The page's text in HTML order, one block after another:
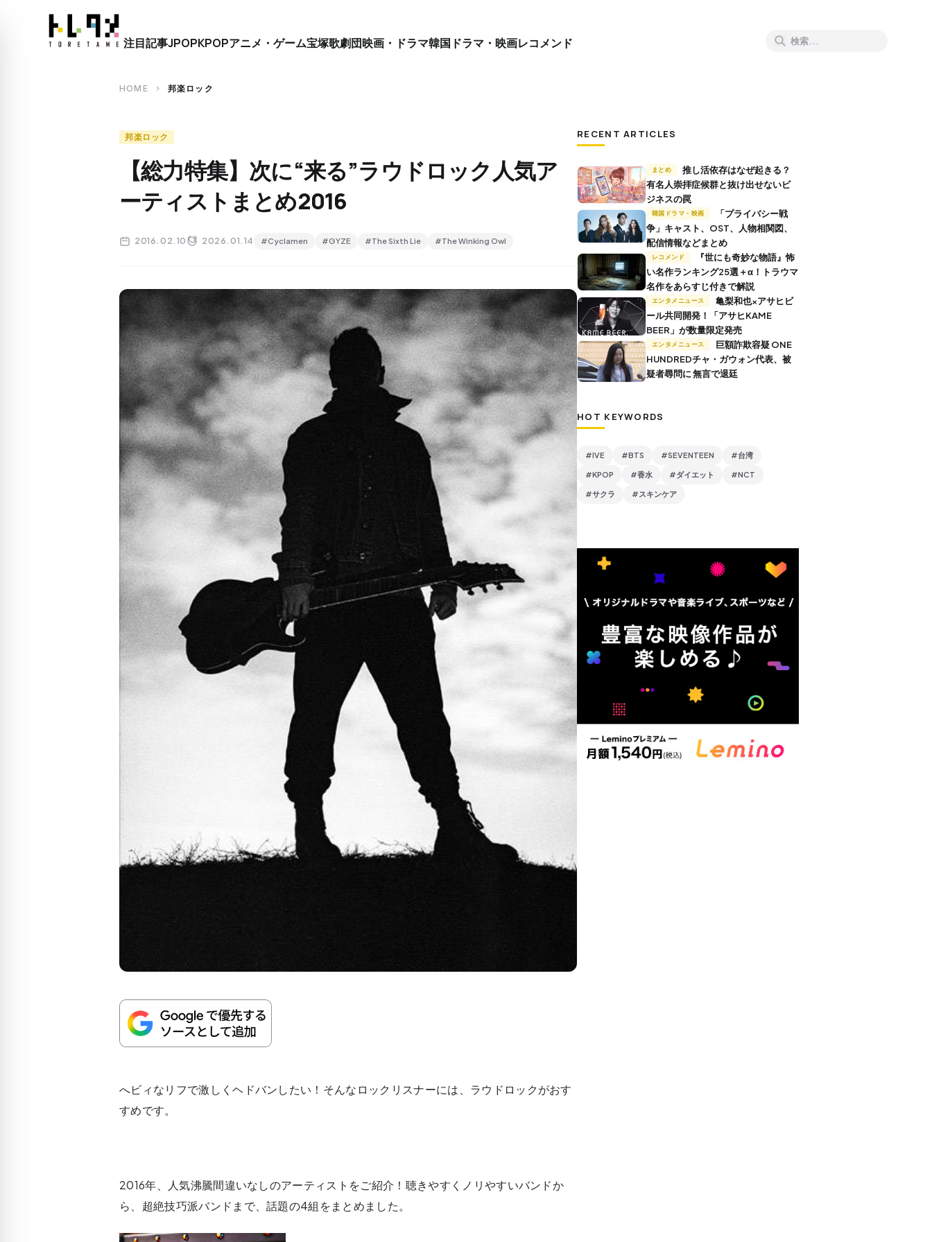
close
注目記事JPOPKPOPアニメ・ゲーム宝塚歌劇団映画・ドラマ韓国ドラマ・映画レコメンド
HOME chevron_right 邦楽ロック
邦楽ロック
【総力特集】次に“来る”ラウドロック人気ア
ーティストまとめ2016
2016.02.10 2026.01.14 #Cyclamen #GYZE #The Sixth Lie #The Winking Owl
へビィなリフで激しくヘドバンしたい！そんなロックリスナーには、ラウドロックがおす
すめです。
2016年、人気沸騰間違いなしのアーティストをご紹介！聴きやすくノリやすいバンドか
ら、超絶技巧派バンドまで、話題の4組をまとめました。
RECENT ARTICLES
まとめ
推し活依存はなぜ起きる？
有名人崇拝症候群と抜け出せないビ
ジネスの罠
韓国ドラマ・映画
争」キャスト、OST、人物相関図、
配信情報などまとめ
レコメンド
い名作ランキング25選＋α！トラウマ
名作をあらすじ付きで解説
エンタメニュース
ール共同開発！「アサヒKAME
BEER」が数量限定発売
エンタメニュース
HUNDREDチャ・ガウォン代表、被
疑者尋問に 無言で退廷
HOT KEYWORDS
#IVE #BTS #SEVENTEEN #台湾
#KPOP #香水 #ダイエット #NCT
#サクラ #スキンケア